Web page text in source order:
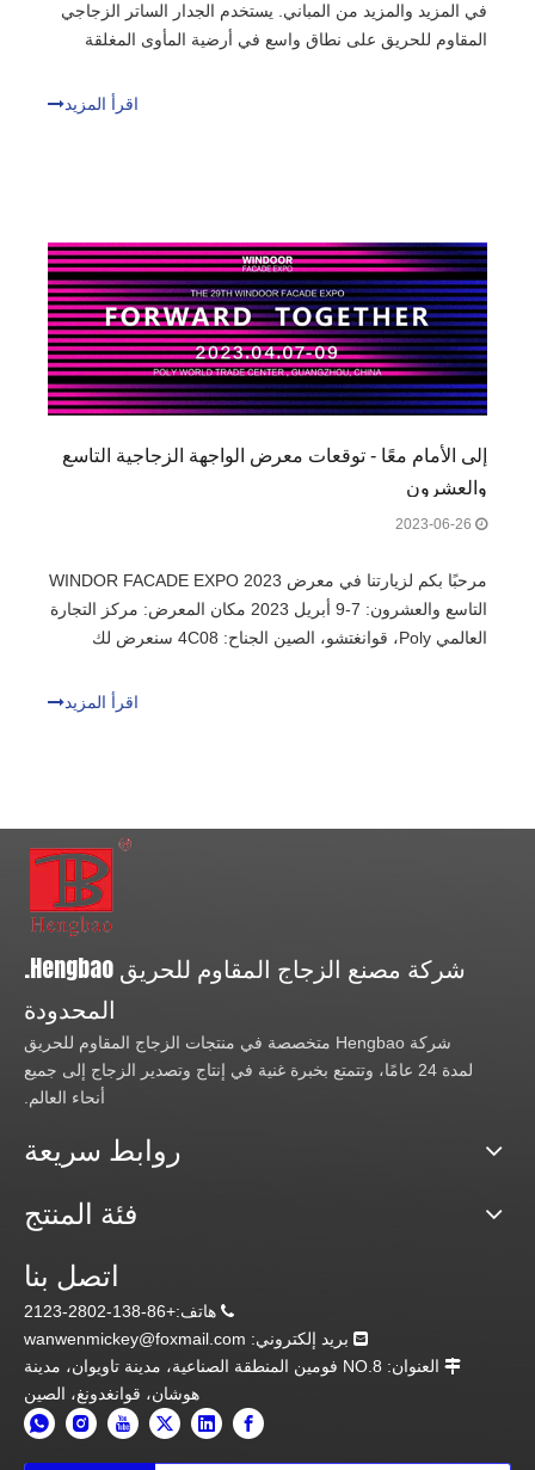
في المزيد والمزيد من المباني. يستخدم الجدار الساتر الزجاجي
المقاوم للحريق على نطاق واسع في أرضية المأوى المغلقة
الأماكن الكبيرة. الجدار الساتر الزجاجي المقاوم للحريق هو نوع
اقرأ المزيد
إلى الأمام معًا - توقعات معرض الواجهة الزجاجية التاسع
والعشرون
مرحبًا بكم لزيارتنا في معرض WINDOR FACADE EXPO 2023
التاسع والعشرون: 7-9 أبريل 2023 مكان المعرض: مركز التجارة
العالمي Poly، قوانغتشو، الصين الجناح: 4C08 سنعرض لك
اقرأ المزيد
شركة مصنع الزجاج المقاوم للحريق Hengbao.
المحدودة
شركة Hengbao متخصصة في منتجات الزجاج المقاوم للحريق
لمدة 24 عامًا، وتتمتع بخبرة غنية في إنتاج وتصدير الزجاج إلى جميع
أنحاء العالم.
روابط سريعة
فئة المنتج
اتصل بنا
 هاتف:+86-138-2802-2123
 بريد إلكتروني: wanwenmickey@foxmail.com

العنوان: NO.8 فومين المنطقة الصناعية، مدينة تاويوان، مدينة
هوشان، قوانغدونغ، الصين